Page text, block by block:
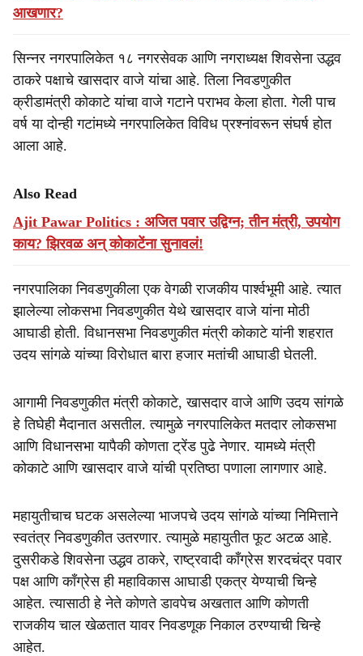
आखणार?
सिन्नर नगरपालिकेत १८ नगरसेवक आणि नगराध्यक्ष शिवसेना उद्धव
ठाकरे पक्षाचे खासदार वाजे यांचा आहे. तिला निवडणुकीत
क्रीडामंत्री कोकाटे यांचा वाजे गटाने पराभव केला होता. गेली पाच
वर्ष या दोन्ही गटांमध्ये नगरपालिकेत विविध प्रश्नांवरून संघर्ष होत
आला आहे.
Also Read
Ajit Pawar Politics : अजित पवार उद्विग्न; तीन मंत्री, उपयोग
काय? झिरवळ अन् कोकाटेंना सुनावलं!
नगरपालिका निवडणुकीला एक वेगळी राजकीय पार्श्वभूमी आहे. त्यात
झालेल्या लोकसभा निवडणुकीत येथे खासदार वाजे यांना मोठी
आघाडी होती. विधानसभा निवडणुकीत मंत्री कोकाटे यांनी शहरात
उदय सांगळे यांच्या विरोधात बारा हजार मतांची आघाडी घेतली.
आगामी निवडणुकीत मंत्री कोकाटे, खासदार वाजे आणि उदय सांगळे
हे तिघेही मैदानात असतील. त्यामुळे नगरपालिकेत मतदार लोकसभा
आणि विधानसभा यापैकी कोणता ट्रेंड पुढे नेणार. यामध्ये मंत्री
कोकाटे आणि खासदार वाजे यांची प्रतिष्ठा पणाला लागणार आहे.
महायुतीचाच घटक असलेल्या भाजपचे उदय सांगळे यांच्या निमित्ताने
स्वतंत्र निवडणुकीत उतरणार. त्यामुळे महायुतीत फूट अटळ आहे.
दुसरीकडे शिवसेना उद्धव ठाकरे, राष्ट्रवादी काँग्रेस शरदचंद्र पवार
पक्ष आणि काँग्रेस ही महाविकास आघाडी एकत्र येण्याची चिन्हे
आहेत. त्यासाठी हे नेते कोणते डावपेच अखतात आणि कोणती
राजकीय चाल खेळतात यावर निवडणूक निकाल ठरण्याची चिन्हे
आहेत.